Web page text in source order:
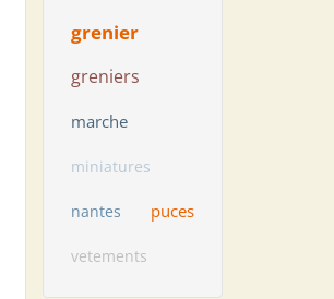
grenier
greniers
marche
miniatures
nantes puces
vetements